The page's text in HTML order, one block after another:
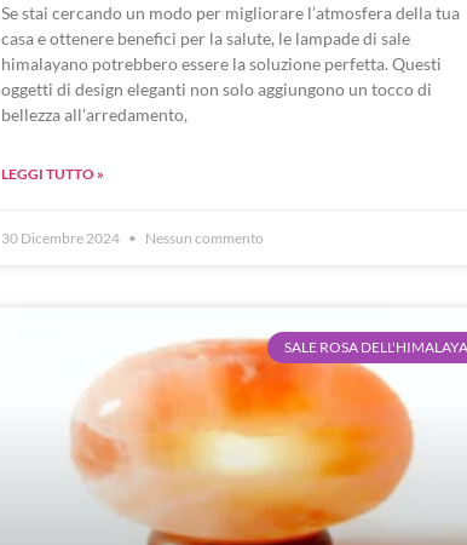
Se stai cercando un modo per migliorare l’atmosfera della tua
casa e ottenere benefici per la salute, le lampade di sale
himalayano potrebbero essere la soluzione perfetta. Questi
oggetti di design eleganti non solo aggiungono un tocco di
bellezza all’arredamento,
LEGGI TUTTO »
30 Dicembre 2024 Nessun commento
SALE ROSA